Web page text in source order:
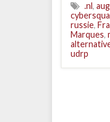
.nl,
russie,
Marques,
udrp